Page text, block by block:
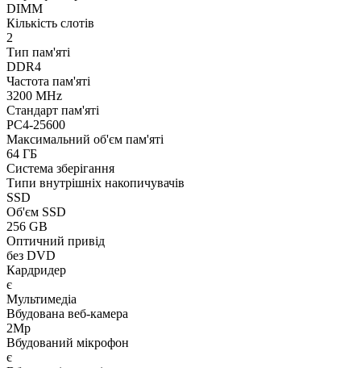
DIMM
Кількість слотів
2
Тип пам'яті
DDR4
Частота пам'яті
3200 MHz
Стандарт пам'яті
PC4-25600
Максимальний об'єм пам'яті
64 ГБ
Система зберігання
Типи внутрішніх накопичувачів
SSD
Об'єм SSD
256 GB
Оптичний привід
без DVD
Кардридер
є
Мультимедіа
Вбудована веб-камера
2Mp
Вбудований мікрофон
є